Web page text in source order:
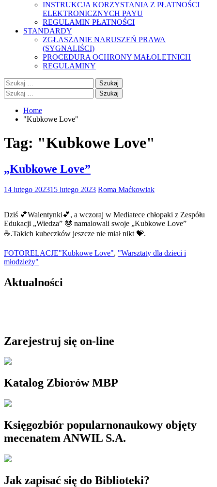
INSTRUKCJA KORZYSTANIA Z PŁATNOŚCI
ELEKTRONICZNYCH PAYU
REGULAMIN PŁATNOŚCI
STANDARDY
ZGŁASZANIE NARUSZEŃ PRAWA
(SYGNALIŚCI)
PROCEDURA OCHRONY MAŁOLETNICH
REGULAMINY
Szukaj:
Szukaj:
Home
"Kubkowe Love"
Tag: "Kubkowe Love"
„Kubkowe Love”
14 lutego 202315 lutego 2023 Roma Maćkowiak
Dziś 💕Walentynki💕, a wczoraj w Mediatece chłopaki z Zespółu
Edukacji „Wiedza” 🤓 namalowali swoje „Kubkowe Love”
☕.Takich kubeczków jeszcze nie miał nikt 💝.
FOTORELACJE"Kubkowe Love", "Warsztaty dla dzieci i
młodzieży"
Aktualności
Zarejestruj się on-line
Katalog Zbiorów MBP
Księgozbiór popularnonaukowy objęty
mecenatem ANWIL S.A.
Jak zapisać się do Biblioteki?